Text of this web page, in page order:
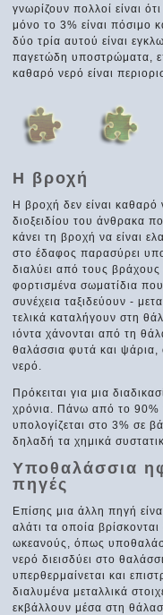
γνωρίζουν πολλοί είναι
μόνο το 3% είναι πόσιμο
δύο τρία αυτού είναι
παγετώδη υποστρώματα,
καθαρό νερό είναι
Η βροχή
Η βροχή δεν είναι καθαρό
διοξειδίου του άνθρακα
κάνει τη βροχή να είναι
στο έδαφος παρασύρει
διαλύει από τους βράχους
φορτισμένα σωματίδια
συνέχεια ταξιδεύουν -
τελικά καταλήγουν στη
ιόντα χάνονται από τη
θαλάσσια φυτά και
νερό.
Πρόκειται για μια
χρόνια. Πάνω από το 90%
υπολογίζεται στο 3% σε
δηλαδή τα χημικά
Υποθαλάσσια
πηγές
Επίσης μια άλλη πηγή
αλάτι τα οποία
ωκεανούς, όπως
νερό διεισδύει στο
υπερθερμαίνεται και
διαλυμένα μεταλλικά
εκβάλλουν μέσα στη